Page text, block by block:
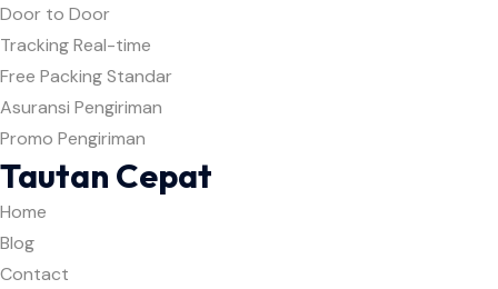
Door to Door
Tracking Real-time
Free Packing Standar
Asuransi Pengiriman
Promo Pengiriman
Tautan Cepat
Home
Blog
Contact